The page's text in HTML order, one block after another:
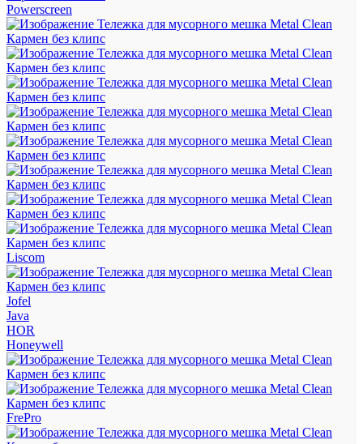
Powerscreen
Liscom
Jofel
Java
HOR
Honeywell
FrePro